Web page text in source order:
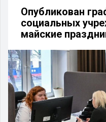
Опубликован
социальных
майские